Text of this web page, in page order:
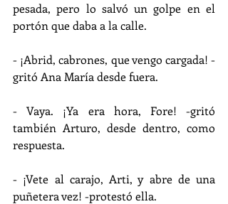
pesada, pero lo salvó un golpe en el
portón que daba a la calle.
- ¡Abrid, cabrones, que vengo cargada! -
gritó Ana María desde fuera.
- Vaya. ¡Ya era hora, Fore! -gritó
también Arturo, desde dentro, como
respuesta.
- ¡Vete al carajo, Arti, y abre de una
puñetera vez! -protestó ella.